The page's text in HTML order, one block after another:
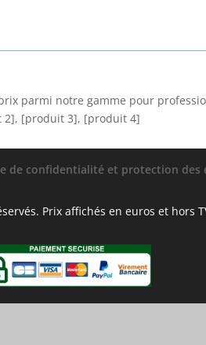
parmi notre gamme pour
[produit 3], [produit 4]
de confidentialité et protection des
Prix affichés en euros et hors